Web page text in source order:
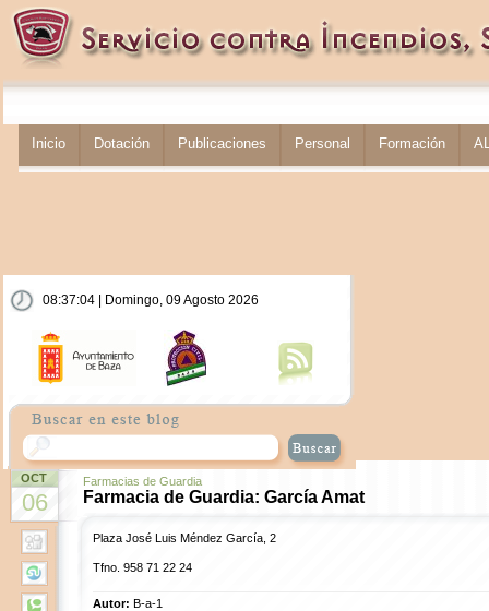
Inicio Dotación Publicaciones Personal Formación
08:37:05 | Domingo, 09 Agosto 2026
OCT
06
Farmacias de Guardia
Farmacia de Guardia: García Amat
Plaza José Luis Méndez García, 2
Tfno. 958 71 22 24
Autor: B-a-1